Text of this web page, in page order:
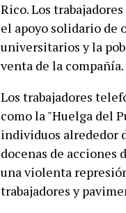
Rico. Los
el apoyo solidario de
universitarios y la
venta de la compañía.
Los trabajadores
como la "Huelga del
individuos alrededor
docenas de acciones
una violenta
trabajadores y